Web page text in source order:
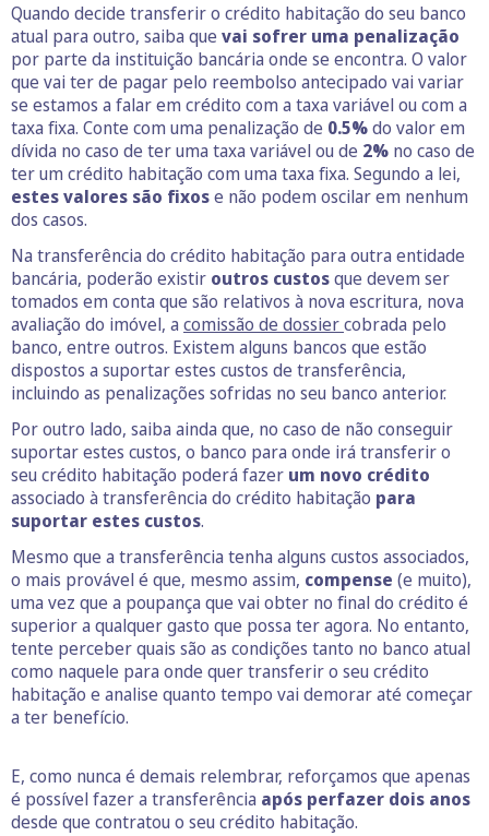
Quando decide transferir o crédito habitação do seu banco
atual para outro, saiba que vai sofrer uma penalização
por parte da instituição bancária onde se encontra. O valor
que vai ter de pagar pelo reembolso antecipado vai variar
se estamos a falar em crédito com a taxa variável ou com a
taxa fixa. Conte com uma penalização de 0.5%do valor em
dívida no caso de ter uma taxa variável ou de 2% no caso de
ter um crédito habitação com uma taxa fixa. Segundo a lei,
estes valores são fixose não podem oscilar em nenhum
dos casos.
Na transferência do crédito habitação para outra entidade
bancária, poderão existir outros custosque devem ser
tomados em conta que são relativos à nova escritura, nova
avaliação do imóvel, a comissão de dossiercobrada pelo
banco, entre outros. Existem alguns bancos que estão
dispostos a suportar estes custos de transferência,
incluindo as penalizações sofridas no seu banco anterior.
Por outro lado, saiba ainda que, no caso de não conseguir
suportar estes custos, o banco para onde irá transferir o
seu crédito habitação poderá fazer um novo crédito
associado à transferência do crédito habitação para
suportar estes custos.
Mesmo que a transferência tenha alguns custos associados,
o mais provável é que, mesmo assim, compense (e muito),
uma vez que a poupança que vai obter no final do crédito é
superior a qualquer gasto que possa ter agora. No entanto,
tente perceber quais são as condições tanto no banco atual
como naquele para onde quer transferir o seu crédito
habitação e analise quanto tempo vai demorar até começar
a ter benefício.
E, como nunca é demais relembrar, reforçamos que apenas
é possível fazer a transferência após perfazer dois anos
desde que contratou o seu crédito habitação.